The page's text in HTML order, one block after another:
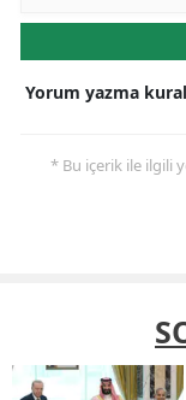
Yorum yazma
* Bu içerik ile ilgili